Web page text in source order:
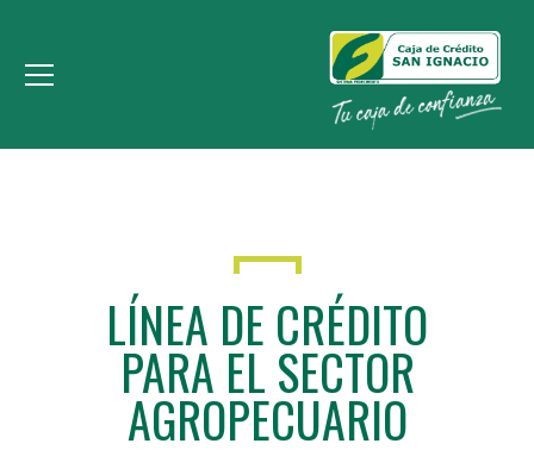
LÍNEA DE CRÉDITO
PARA EL SECTOR
AGROPECUARIO